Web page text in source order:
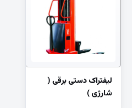
لیفتراک دستی برقی (
شارژی )